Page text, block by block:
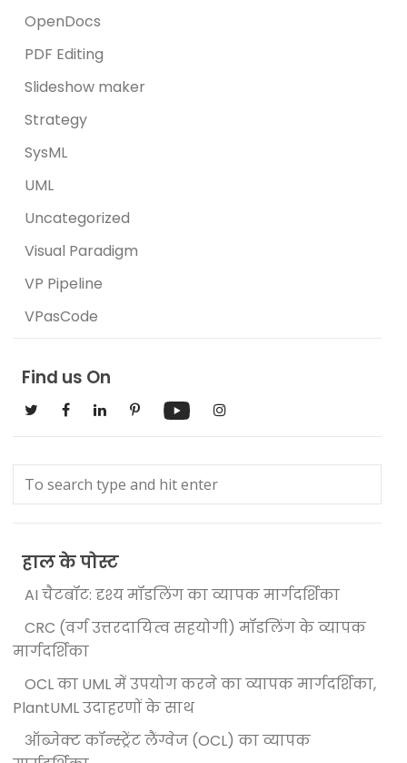
OpenDocs
PDF Editing
Slideshow maker
Strategy
SysML
UML
Uncategorized
Visual Paradigm
VP Pipeline
VPasCode
Find us On
हाल के पोस्ट
AI चैटबॉट: दृश्य मॉडलिंग का व्यापक मार्गदर्शिका
CRC (वर्ग उत्तरदायित्व सहयोगी) मॉडलिंग के व्यापक
मार्गदर्शिका
OCL का UML में उपयोग करने का व्यापक मार्गदर्शिका,
PlantUML उदाहरणों के साथ
ऑब्जेक्ट कॉन्स्ट्रेंट लैंग्वेज (OCL) का व्यापक